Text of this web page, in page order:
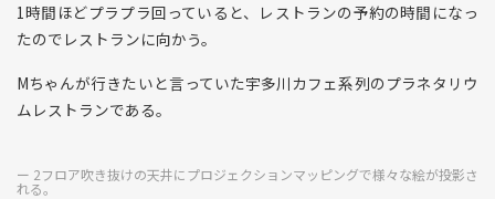
1時間ほどプラプラ回っていると、レストランの予約の時間になっ
たのでレストランに向かう。
Mちゃんが行きたいと言っていた宇多川カフェ系列のプラネタリウ
ムレストランである。
2フロア吹き抜けの天井にプロジェクションマッピングで様々な絵が投影さ
れる。